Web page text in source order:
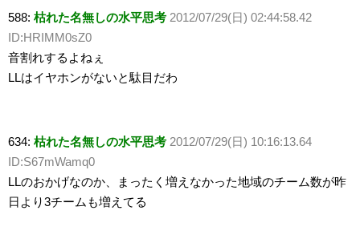
588: 枯れた名無しの水平思考 2012/07/29(日) 02:44:58.42
ID:HRIMM0sZ0
音割れするよねぇ
LLはイヤホンがないと駄目だわ
634: 枯れた名無しの水平思考 2012/07/29(日) 10:16:13.64
ID:S67mWamq0
LLのおかげなのか、まったく増えなかった地域のチーム数が昨
日より3チームも増えてる